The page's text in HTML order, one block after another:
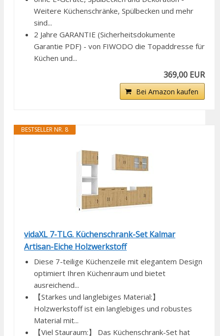
Weitere Küchenschränke, Spülbecken und mehr
sind...
2 Jahre GARANTIE (Sicherheitsdokumente
Garantie PDF) - von FIWODO die Topaddresse für
Küchen und...
369,00 EUR
Bei Amazon kaufen
BESTSELLER NR. 8
vidaXL 7-TLG. Küchenschrank-Set Kalmar
Artisan-Eiche Holzwerkstoff
Diese 7-teilige Küchenzeile mit elegantem Design
optimiert Ihren Küchenraum und bietet
ausreichend...
【Starkes und langlebiges Material:】
Holzwerkstoff ist ein langlebiges und robustes
Material mit...
【Viel Stauraum:】 Das Küchenschrank-Set hat